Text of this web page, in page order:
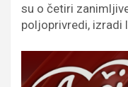
su o četiri
poljoprivredi, izradi